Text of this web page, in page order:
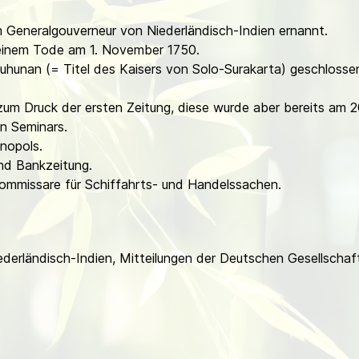
von Niederländisch-Indien ernannt.
Tode am 1. November 1750.
(= Titel des Kaisers von Solo-Surakarta)
Druck der ersten Zeitung, diese wurde aber bereits am
Seminars.
Bankzeitung.
für Schiffahrts- und Handelssachen.
Indien, Mitteilungen der Deutschen